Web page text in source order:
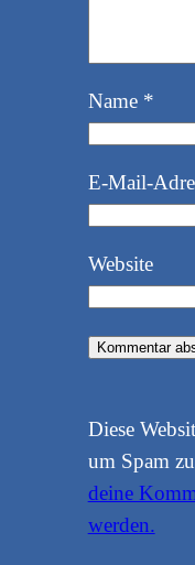
Name *
E-Mail-
Website
Diese
um Spam
deine
werden.